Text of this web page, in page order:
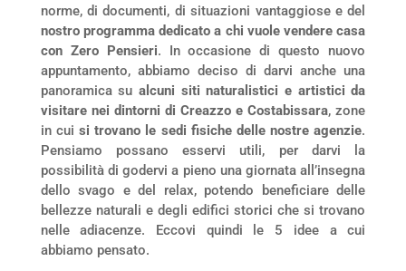
norme, di documenti, di situazioni vantaggiose e del
nostro programma dedicato a chi vuole vendere casa
con Zero Pensieri. In occasione di questo nuovo
appuntamento, abbiamo deciso di darvi anche una
panoramica sualcuni siti naturalistici e artistici da
visitare nei dintorni di Creazzo e Costabissara, zone
in cuisi trovano le sedi fisiche delle nostre agenzie.
Pensiamo possano esservi utili, per darvi la
possibilità di godervi a pieno una giornata all’insegna
dello svago e del relax, potendo beneficiare delle
bellezze naturali e degli edifici storici che si trovano
nelle adiacenze. Eccovi quindi le 5 idee a cui
abbiamo pensato.